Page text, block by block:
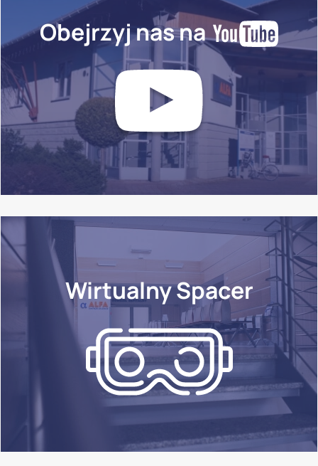
Obejrzyj nas na
Wirtualny Spacer